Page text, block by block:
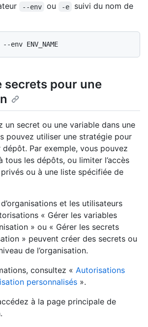
--env ou -e
suivi du nom de
secrets pour une
un secret ou une variable dans une
pouvez utiliser une stratégie pour
dépôt. Par exemple, vous pouvez
tous les dépôts, ou limiter l’accès
ou à une liste spécifiée de
et les utilisateurs
« Gérer les variables
» ou « Gérer les secrets
» peuvent créer des secrets ou
de l’organisation.
consultez « Autorisations
personnalisés ».
à la page principale de